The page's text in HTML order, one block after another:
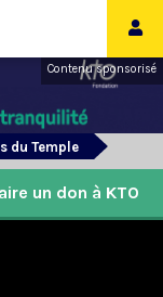
Contenu sponsorisé
du Temple
un don à KTO